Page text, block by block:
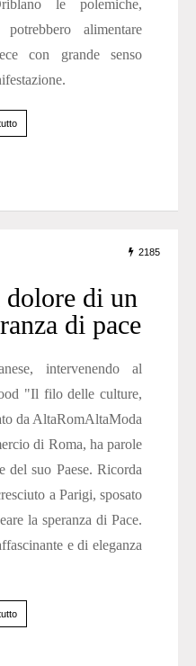
le polemiche,
alimentare
con grande senso
2185
di un
di pace
intervenendo al
"Il filo delle culture,
da AltaRomAltaModa
di Roma, ha parole
del suo Paese. Ricorda
a Parigi, sposato
la speranza di Pace.
e di eleganza